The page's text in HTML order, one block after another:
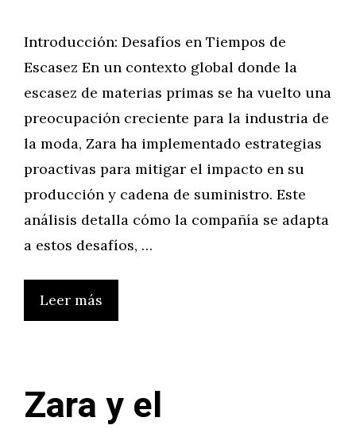
Introducción: Desafíos en Tiempos de
Escasez En un contexto global donde la
escasez de materias primas se ha vuelto una
preocupación creciente para la industria de
la moda, Zara ha implementado estrategias
proactivas para mitigar el impacto en su
producción y cadena de suministro. Este
análisis detalla cómo la compañía se adapta
a estos desafíos, …
Leer más
Zara y el